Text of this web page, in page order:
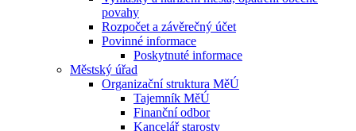
povahy
Rozpočet a závěrečný účet
Povinné informace
Poskytnuté informace
Městský úřad
Organizační struktura MěÚ
Tajemník MěÚ
Finanční odbor
Kancelář starosty